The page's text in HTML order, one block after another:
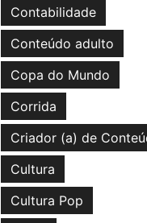
Contabilidade
Conteúdo adulto
Copa do Mundo
Corrida
Criador (a) de
Cultura
Cultura Pop